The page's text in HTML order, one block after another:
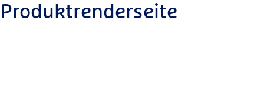
Produktrenderseite